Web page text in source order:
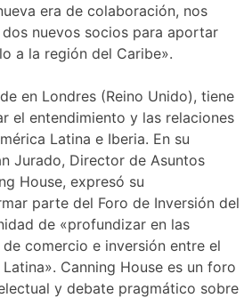
era de colaboración, nos
nuevos socios para aportar
a la región del Caribe».
en Londres (Reino Unido), tiene
el entendimiento y las relaciones
Latina e Iberia. En su
Jurado, Director de Asuntos
House, expresó su
parte del Foro de Inversión del
de «profundizar en las
comercio e inversión entre el
Canning House es un foro
y debate pragmático sobre